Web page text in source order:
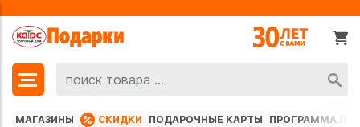
МАГАЗИНЫ СКИДКИ ПОДАРОЧНЫЕ КАРТЫ ПРОГРАММА